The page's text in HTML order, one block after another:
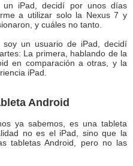
iPad, decidí por unos días
a utilizar solo la Nexus 7 y
y cuáles no tanto.
soy un usuario de iPad, decidí
La primera, hablando de la
en comparación a otras, y la
iPad.
Android
ya sabemos, es una tableta
no es el iPad, sino que la
tabletas Android, pero no las